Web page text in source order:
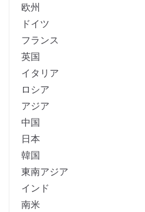
欧州
ドイツ
フランス
英国
イタリア
ロシア
アジア
中国
日本
韓国
東南アジア
インド
南米